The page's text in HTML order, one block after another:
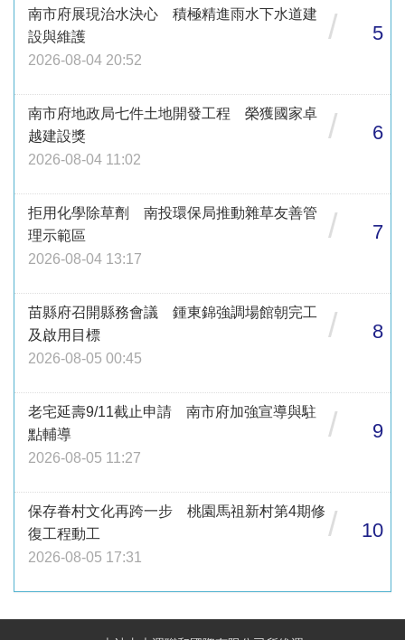
南市府展現治水決心 積極精進雨水下水道建
設與維護
2026-08-04 20:52
/ 5
南市府地政局七件土地開發工程 榮獲國家卓
越建設獎
2026-08-04 11:02
/ 6
拒用化學除草劑 南投環保局推動雜草友善管
理示範區
2026-08-04 13:17
/ 7
苗縣府召開縣務會議 鍾東錦強調場館朝完工
及啟用目標
2026-08-05 00:45
/ 8
老宅延壽9/11截止申請 南市府加強宣導與駐
點輔導
2026-08-05 11:27
/ 9
保存眷村文化再跨一步 桃園馬祖新村第4期修
復工程動工
2026-08-05 17:31
/ 10